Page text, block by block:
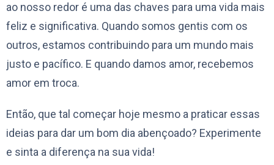
ao nosso redor é uma das chaves para uma vida mais
feliz e significativa. Quando somos gentis com os
outros, estamos contribuindo para um mundo mais
justo e pacífico. E quando damos amor, recebemos
amor em troca.
Então, que tal começar hoje mesmo a praticar essas
ideias para dar um bom dia abençoado? Experimente
e sinta a diferença na sua vida!